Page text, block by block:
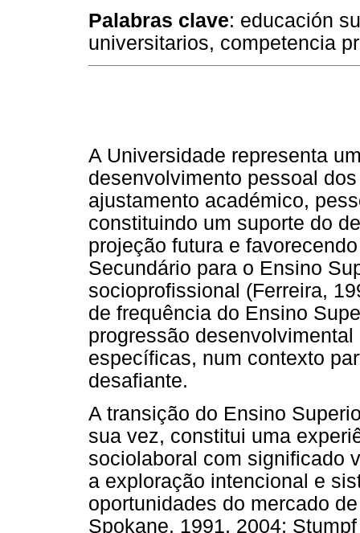
Palabras clave: educación
universitarios, competencia
A Universidade representa
desenvolvimento pessoal
ajustamento académico,
constituindo um suporte do
projeção futura e
Secundário para o Ensino
socioprofissional (Ferreira,
de frequência do Ensino
progressão
específicas, num contexto
desafiante.
A transição do Ensino
sua vez, constitui uma
sociolaboral com significado
a exploração intencional e
oportunidades do mercado
Spokane, 1991, 2004;